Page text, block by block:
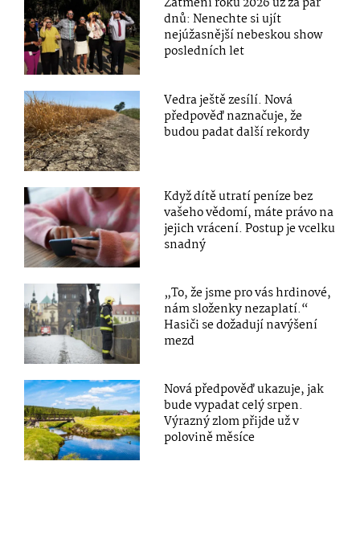
dnů: Nenechte si ujít
nejúžasnější nebeskou show
posledních let
Vedra ještě zesílí. Nová
předpověď naznačuje, že
budou padat další rekordy
Když dítě utratí peníze bez
vašeho vědomí, máte právo na
jejich vrácení. Postup je vcelku
snadný
„To, že jsme pro vás hrdinové,
nám složenky nezaplatí.“
Hasiči se dožadují navýšení
mezd
Nová předpověď ukazuje, jak
bude vypadat celý srpen.
Výrazný zlom přijde už v
polovině měsíce